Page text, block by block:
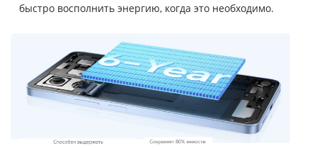
быстро восполнить энергию, когда это необходимо.